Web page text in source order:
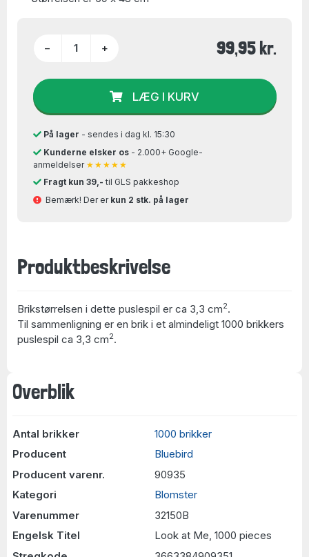
Overblik
Antal brikker
1000 brikker
Producent
Bluebird
Producent varenr.
90935
Kategori
Blomster
Varenummer
32150B
Engelsk Titel
Look at Me, 1000 pieces
− + 99,95 kr.
LÆG I KURV
På lager - sendes i dag kl. 15:30
Kunderne elsker os- 2.000+ Google-
anmeldelser ★★★★★
Fragt kun 39,- til GLS pakkeshop
Bemærk! Der er kun 2 stk. på lager
Produktbeskrivelse
Brikstørrelsen i dette puslespil er ca 3,3 cm2.
Til sammenligning er en brik i et almindeligt 1000 brikkers
puslespil ca 3,3 cm2.